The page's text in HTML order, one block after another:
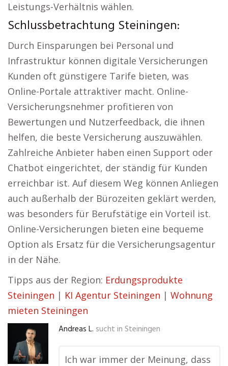
Leistungs-Verhältnis wählen.
Schlussbetrachtung Steiningen:
Durch Einsparungen bei Personal und
Infrastruktur können digitale Versicherungen
Kunden oft günstigere Tarife bieten, was
Online-Portale attraktiver macht. Online-
Versicherungsnehmer profitieren von
Bewertungen und Nutzerfeedback, die ihnen
helfen, die beste Versicherung auszuwählen.
Zahlreiche Anbieter haben einen Support oder
Chatbot eingerichtet, der ständig für Kunden
erreichbar ist. Auf diesem Weg können Anliegen
auch außerhalb der Bürozeiten geklärt werden,
was besonders für Berufstätige ein Vorteil ist.
Online-Versicherungen bieten eine bequeme
Option als Ersatz für die Versicherungsagentur
in der Nähe.
Tipps aus der Region: Erdungsprodukte
Steiningen | KI Agentur Steiningen | Wohnung
mieten Steiningen
Andreas L. sucht in Steiningen
Ich war immer der Meinung, dass